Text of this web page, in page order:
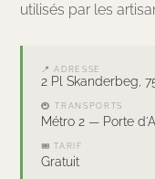
utilisés par les
📍 ADRESSE
2 Pl Skanderbeg,
🚇 TRANSPORTS
Métro 2 — Porte
🎟 TARIF
Gratuit